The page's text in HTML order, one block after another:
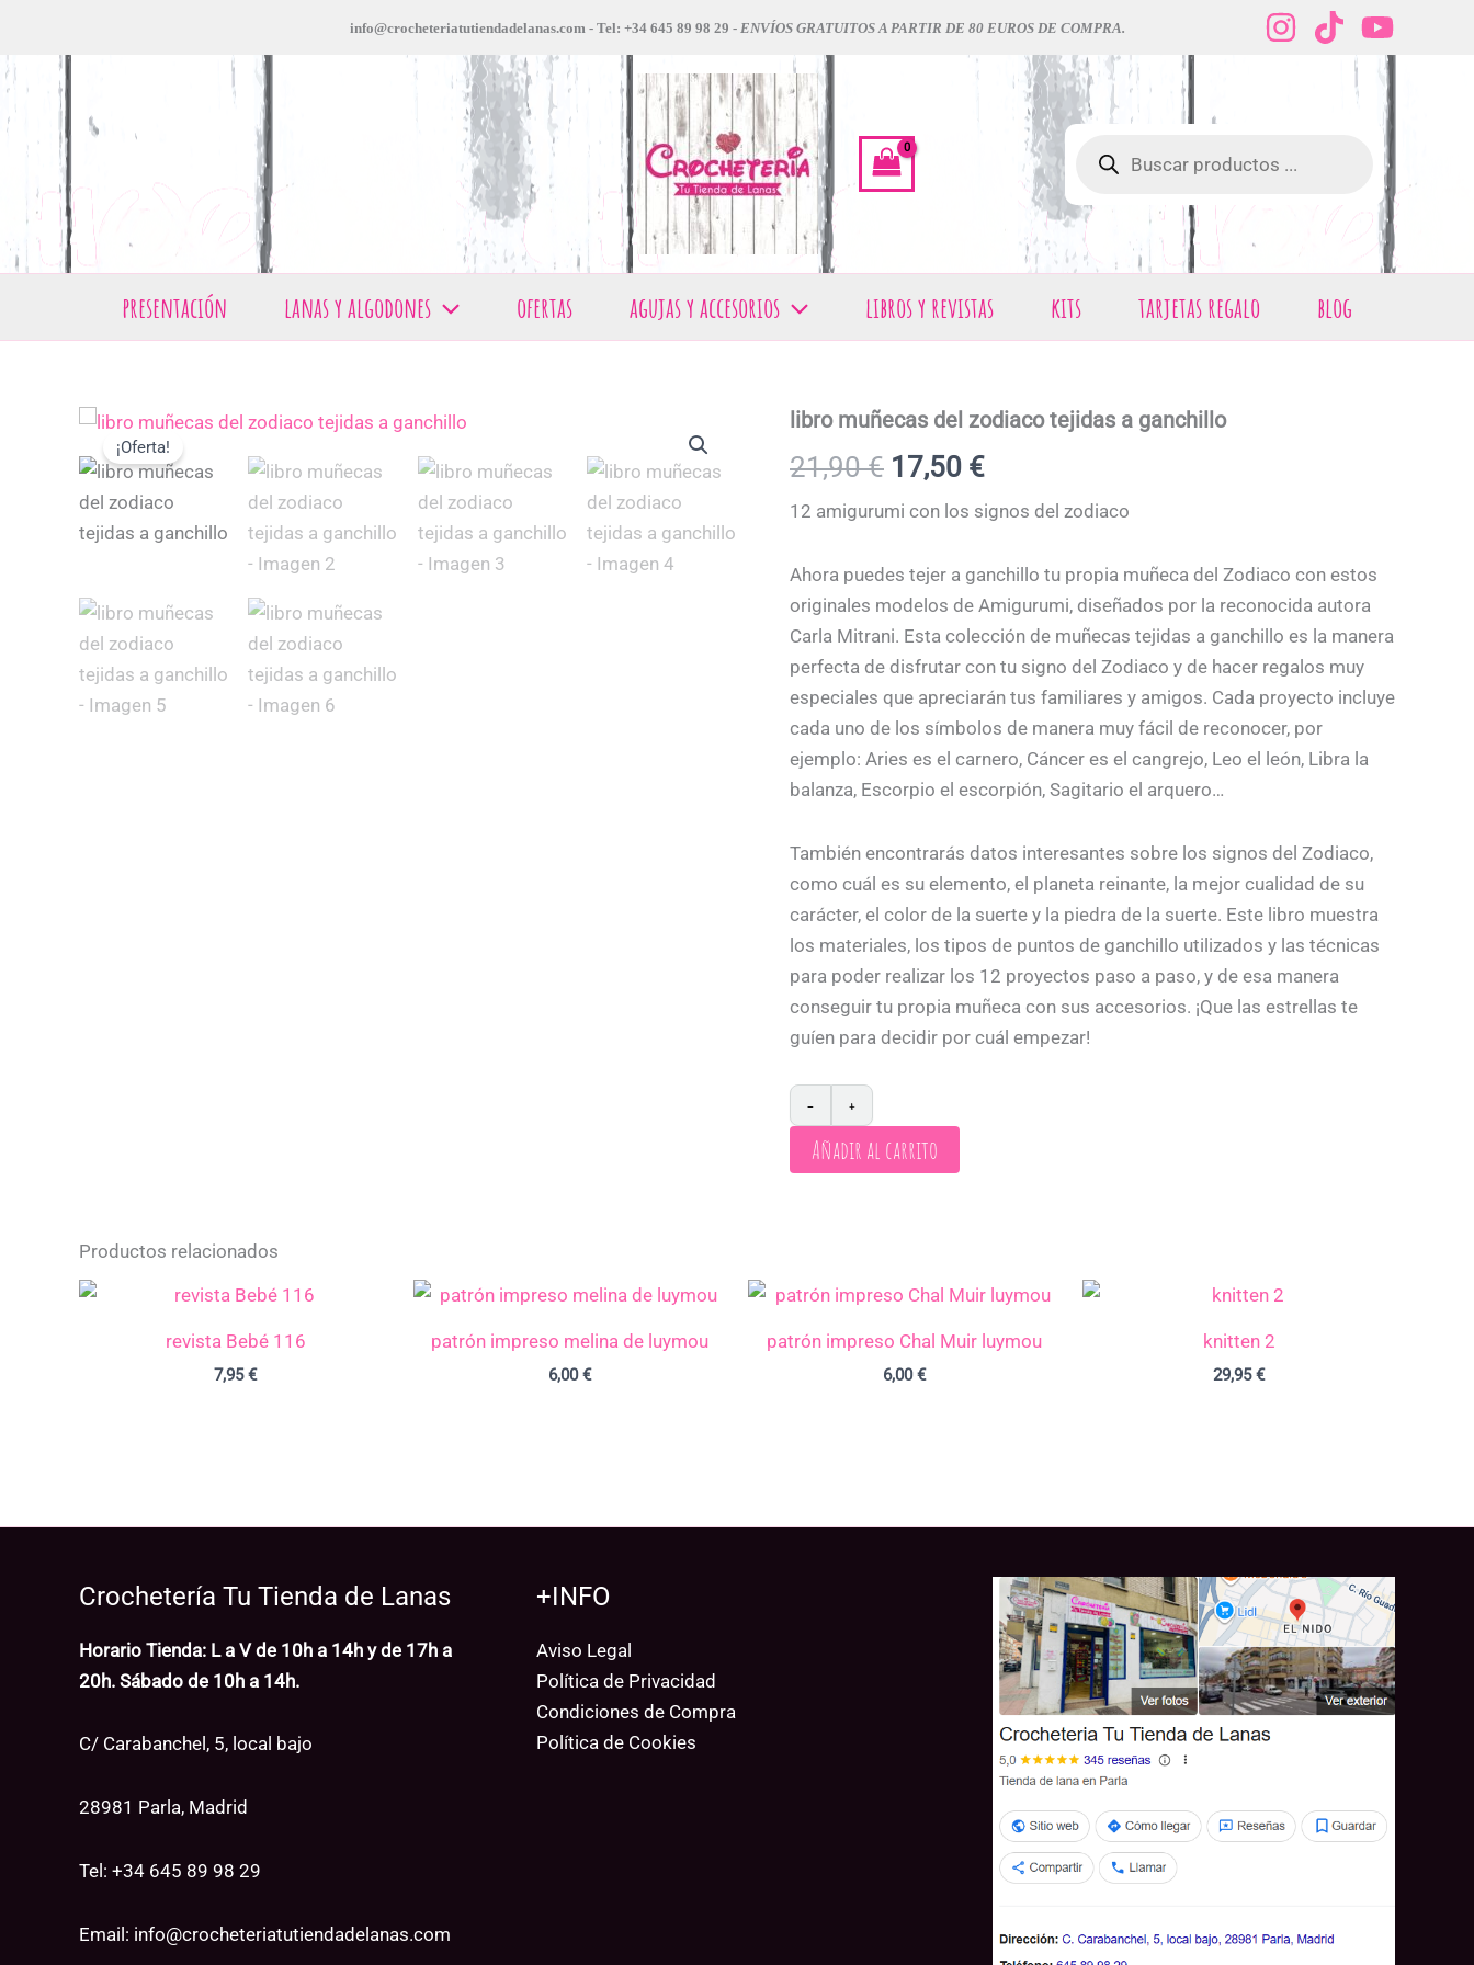
contenido
info@crocheteriatutiendadelanas.com - Tel: +34 645 89 98 29 -ENVÍOS GRATUITOS A PARTIR DE 80 EUROS DE COMPRA.
productos
presentación lanas y algodones ofertas agujas y accesorios libros y revistas kits tarjetas regalo blog
¡Oferta!
libro muñecas del zodiaco tejidas a ganchillo
21,90€
El
precio
original
era:
21,90 €.
17,50 €
El
precio
actual
es:
17,50 €.
12 amigurumi con los signos del zodiaco
Ahora puedes tejer a ganchillo tu propia muñeca del Zodiaco con estos
originales modelos de Amigurumi, diseñados por la reconocida autora
Carla Mitrani. Esta colección de muñecas tejidas a ganchillo es la manera
perfecta de disfrutar con tu signo del Zodiaco y de hacer regalos muy
especiales que apreciarán tus familiares y amigos. Cada proyecto incluye
cada uno de los símbolos de manera muy fácil de reconocer, por
ejemplo: Aries es el carnero, Cáncer es el cangrejo, Leo el león, Libra la
balanza, Escorpio el escorpión, Sagitario el arquero…
También encontrarás datos interesantes sobre los signos del Zodiaco,
como cuál es su elemento, el planeta reinante, la mejor cualidad de su
carácter, el color de la suerte y la piedra de la suerte. Este libro muestra
los materiales, los tipos de puntos de ganchillo utilizados y las técnicas
para poder realizar los 12 proyectos paso a paso, y de esa manera
conseguir tu propia muñeca con sus accesorios. ¡Que las estrellas te
guíen para decidir por cuál empezar!
libro
del
zodiaco
tejidas
cantidad
− +
Añadir al carrito
Productos relacionados
revista Bebé 116
7,95€
patrón impreso melina de luymou
6,00€
patrón impreso Chal Muir luymou
6,00€
knitten 2
29,95€
Crochetería Tu Tienda de Lanas
Horario Tienda: L a V de 10h a 14h y de 17h a
20h. Sábado de 10h a 14h.
C/ Carabanchel, 5, local bajo
28981 Parla, Madrid
Tel: +34 645 89 98 29
Email: info@crocheteriatutiendadelanas.com
+INFO
Aviso Legal
Política de Privacidad
Condiciones de Compra
Política de Cookies